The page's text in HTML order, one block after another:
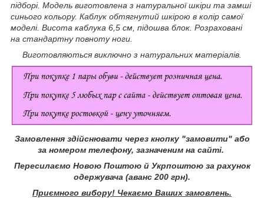
підборі. Модель виготовлена з натуральної шкіри та замші
синього кольору. Каблук обтягнутий шкірою в колір самої
моделі. Висота каблука 6,5 см, підошва блок. Розраховані
на стандартну повноту ноги.
Виготовляються виключно з натуральних матеріалів.
Замовлення здійснювати через кнопку "замовити" або
за номером телефону, зазначеним на сайті.
Пересилаємо Новою Поштою й Укрпоштою за рахунок
одержувача (аванс 200 грн).
Приємного вибору! Чекаємо Ваших замовлень.